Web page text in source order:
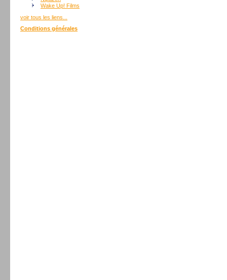
Wake Up! Films
voir tous les liens...
Conditions générales